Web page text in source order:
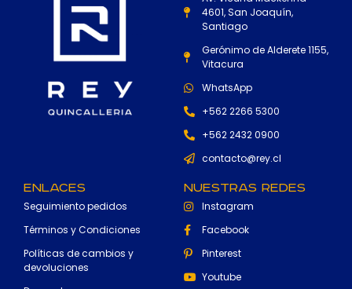
4601, San Joaquín,
Santiago
Gerónimo de Alderete 1155,
Vitacura
WhatsApp
+562 2266 5300
+562 2432 0900
contacto@rey.cl
Enlaces
Seguimiento pedidos
Términos y Condiciones
Políticas de cambios y
devoluciones
Nuestras Redes
Instagram
Facebook
Pinterest
Youtube